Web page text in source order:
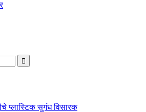
प्लास्टिक सुगंध विसारक